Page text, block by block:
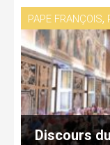
PAPE FRANÇOIS,
Discours